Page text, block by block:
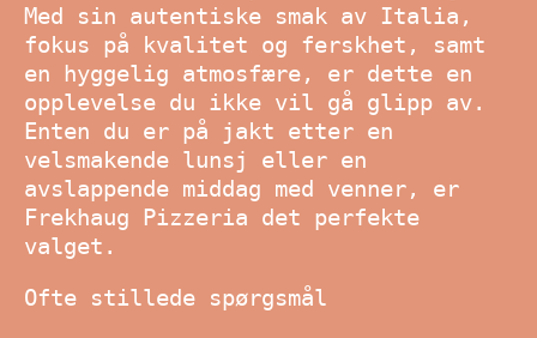
Med sin autentiske smak av Italia,
fokus på kvalitet og ferskhet, samt
en hyggelig atmosfære, er dette en
opplevelse du ikke vil gå glipp av.
Enten du er på jakt etter en
velsmakende lunsj eller en
avslappende middag med venner, er
Frekhaug Pizzeria det perfekte
valget.
Ofte stillede spørgsmål